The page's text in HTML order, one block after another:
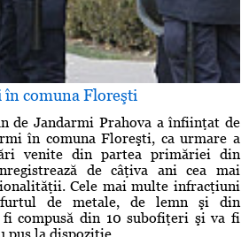
în comuna Floreşti
de Jandarmi Prahova a înfiinţat de
în comuna Floreşti, ca urmare a
venite din partea primăriei din
de câţiva ani cea mai
Cele mai multe infracţiuni
de metale, de lemn şi din
fi compusă din 10 subofiţeri şi va fi